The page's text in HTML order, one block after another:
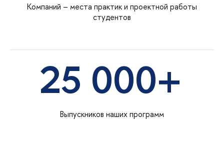
Компаний – места практик и проектной работы
студентов
25 000+
Выпускников наших программ